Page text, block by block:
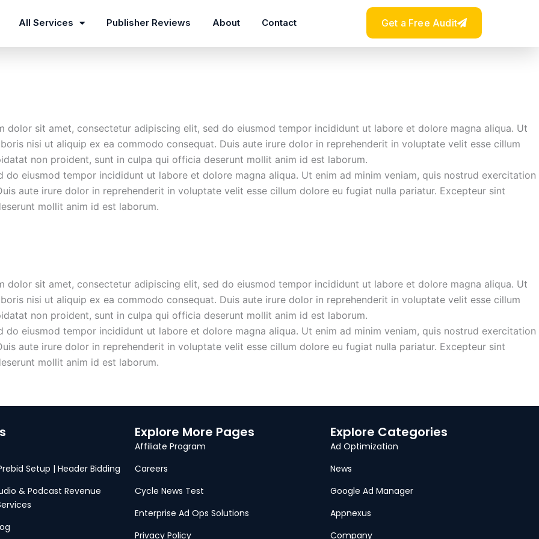
All Services Publisher Reviews About Contact Get a Free Audit
sit amet, consectetur adipiscing elit, sed do eiusmod tempor incididunt ut labore et dolore magna aliqua. Ut
nisi ut aliquip ex ea commodo consequat. Duis aute irure dolor in reprehenderit in voluptate velit esse cillum
non proident, sunt in culpa qui officia deserunt mollit anim id est laborum.
eiusmod tempor incididunt ut labore et dolore magna aliqua. Ut enim ad minim veniam, quis nostrud exercitation
aute irure dolor in reprehenderit in voluptate velit esse cillum dolore eu fugiat nulla pariatur. Excepteur sint
mollit anim id est laborum.
sit amet, consectetur adipiscing elit, sed do eiusmod tempor incididunt ut labore et dolore magna aliqua. Ut
nisi ut aliquip ex ea commodo consequat. Duis aute irure dolor in reprehenderit in voluptate velit esse cillum
non proident, sunt in culpa qui officia deserunt mollit anim id est laborum.
eiusmod tempor incididunt ut labore et dolore magna aliqua. Ut enim ad minim veniam, quis nostrud exercitation
aute irure dolor in reprehenderit in voluptate velit esse cillum dolore eu fugiat nulla pariatur. Excepteur sint
mollit anim id est laborum.
Setup | Header Bidding
& Podcast Revenue
Explore More Pages
Affiliate Program
Careers
Cycle News Test
Enterprise Ad Ops Solutions
Privacy Policy
Explore Categories
Ad Optimization
News
Google Ad Manager
Appnexus
Company